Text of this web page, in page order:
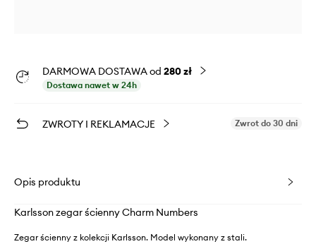
DARMOWA DOSTAWA od 280 zł
Dostawa nawet w 24h
ZWROTY I REKLAMACJE Zwrot do 30 dni
Opis produktu
Karlsson zegar ścienny Charm Numbers
Zegar ścienny z kolekcji Karlsson. Model wykonany z stali.